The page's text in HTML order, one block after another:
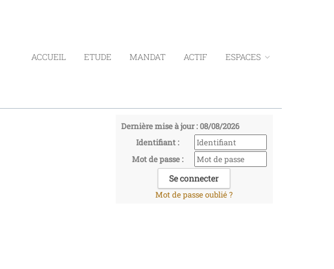
ACCUEIL ETUDE MANDAT ACTIF ESPACES
Dernière mise à jour : 08/08/2026
Identifiant :
Mot de passe :
Mot de passe oublié ?